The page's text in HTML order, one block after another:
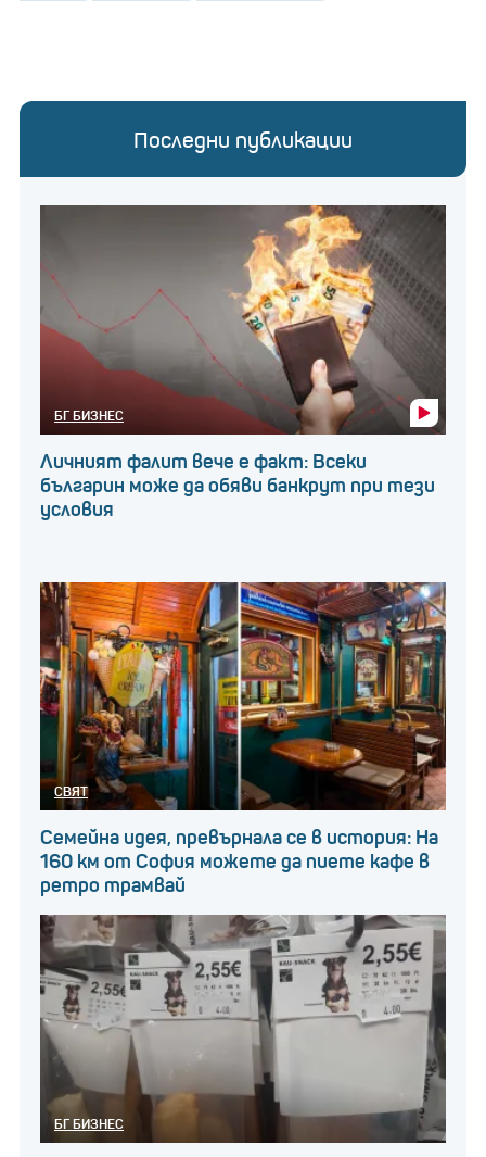
Последни публикации
БГ БИЗНЕС
Личният фалит вече е факт: Всеки
българин може да обяви банкрут при тези
условия
СВЯТ
Семейна идея, превърнала се в история: На
160 км от София можете да пиете кафе в
ретро трамвай
БГ БИЗНЕС